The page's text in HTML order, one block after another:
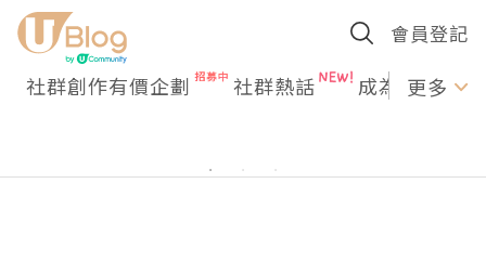
會員登記
社群創作有價企劃 社群熱話 成為U更多